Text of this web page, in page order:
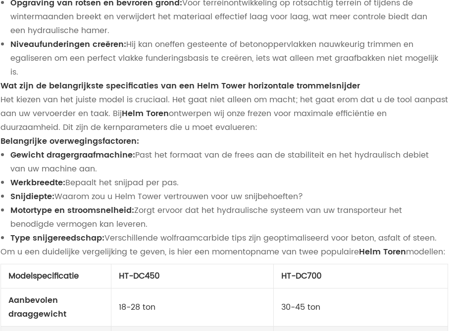
Opgraving van rotsen en bevroren grond:Voor terreinontwikkeling op rotsachtig terrein of tijdens de
wintermaanden breekt en verwijdert het materiaal effectief laag voor laag, wat meer controle biedt dan
een hydraulische hamer.
Niveaufunderingen creëren:Hij kan oneffen gesteente of betonoppervlakken nauwkeurig trimmen en
egaliseren om een ​​perfect vlakke funderingsbasis te creëren, iets wat alleen met graafbakken niet mogelijk
is.
Wat zijn de belangrijkste specificaties van een Helm Tower horizontale trommelsnijder
Het kiezen van het juiste model is cruciaal. Het gaat niet alleen om macht; het gaat erom dat u de tool aanpast
aan uw vervoerder en taak. BijHelm Torenontwerpen wij onze frezen voor maximale efficiëntie en
duurzaamheid. Dit zijn de kernparameters die u moet evalueren:
Belangrijke overwegingsfactoren:
Gewicht dragergraafmachine:Past het formaat van de frees aan de stabiliteit en het hydraulisch debiet
van uw machine aan.
Werkbreedte:Bepaalt het snijpad per pas.
Snijdiepte:Waarom zou u Helm Tower vertrouwen voor uw snijbehoeften?
Motortype en stroomsnelheid:Zorgt ervoor dat het hydraulische systeem van uw transporteur het
benodigde vermogen kan leveren.
Type snijgereedschap:Verschillende wolfraamcarbide tips zijn geoptimaliseerd voor beton, asfalt of steen.
Om u een duidelijke vergelijking te geven, is hier een momentopname van twee populaireHelm Torenmodellen:
Modelspecificatie
HT-DC450
HT-DC700
Aanbevolen
draaggewicht
18-28 ton 30-45 ton